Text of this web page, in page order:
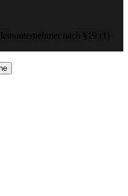
nach §19 (1)